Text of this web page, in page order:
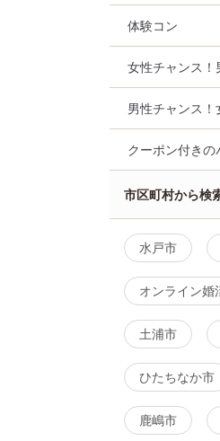
体験コン
女性チャンス！
男性チャンス！
クーポン付きの
市区町村から検
水戸市
オンライン婚
土浦市
ひたちなか市
鹿嶋市